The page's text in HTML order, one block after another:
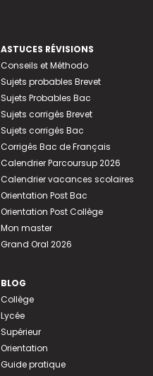
ASTUCES RÉVISIONS
Conseils et Méthodo
Sujets probables Brevet
Sujets Probables Bac
Sujets corrigés Brevet
Sujets corrigés Bac
Corrigés Bac de Français
Calendrier Parcoursup 2026
Calendrier vacances scolaires
Orientation Post Bac
Orientation Post Collège
Mon master
Grand Oral 2026
BLOG
Collège
Lycée
Supérieur
Orientation
Guide pratique